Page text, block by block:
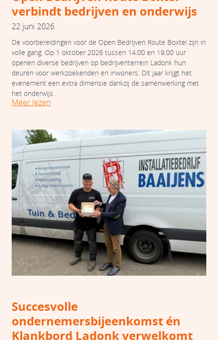
verbindt bedrijven en onderwijs
22 juni 2026
De voorbereidingen voor de Open Bedrijven Route Boxtel zijn in
volle gang. Op 1 oktober 2026 tussen 14:00 en 19:00 uur
openen diverse bedrijven op bedrijventerrein Ladonk hun
deuren voor werkzoekenden en inwoners. Dit jaar krijgt het
evenement een extra dimensie dankzij de samenwerking met
het onderwijs.
Meer lezen
Succesvolle
ondernemersbijeenkomst én
Klankbord Ladonk verwelkomt